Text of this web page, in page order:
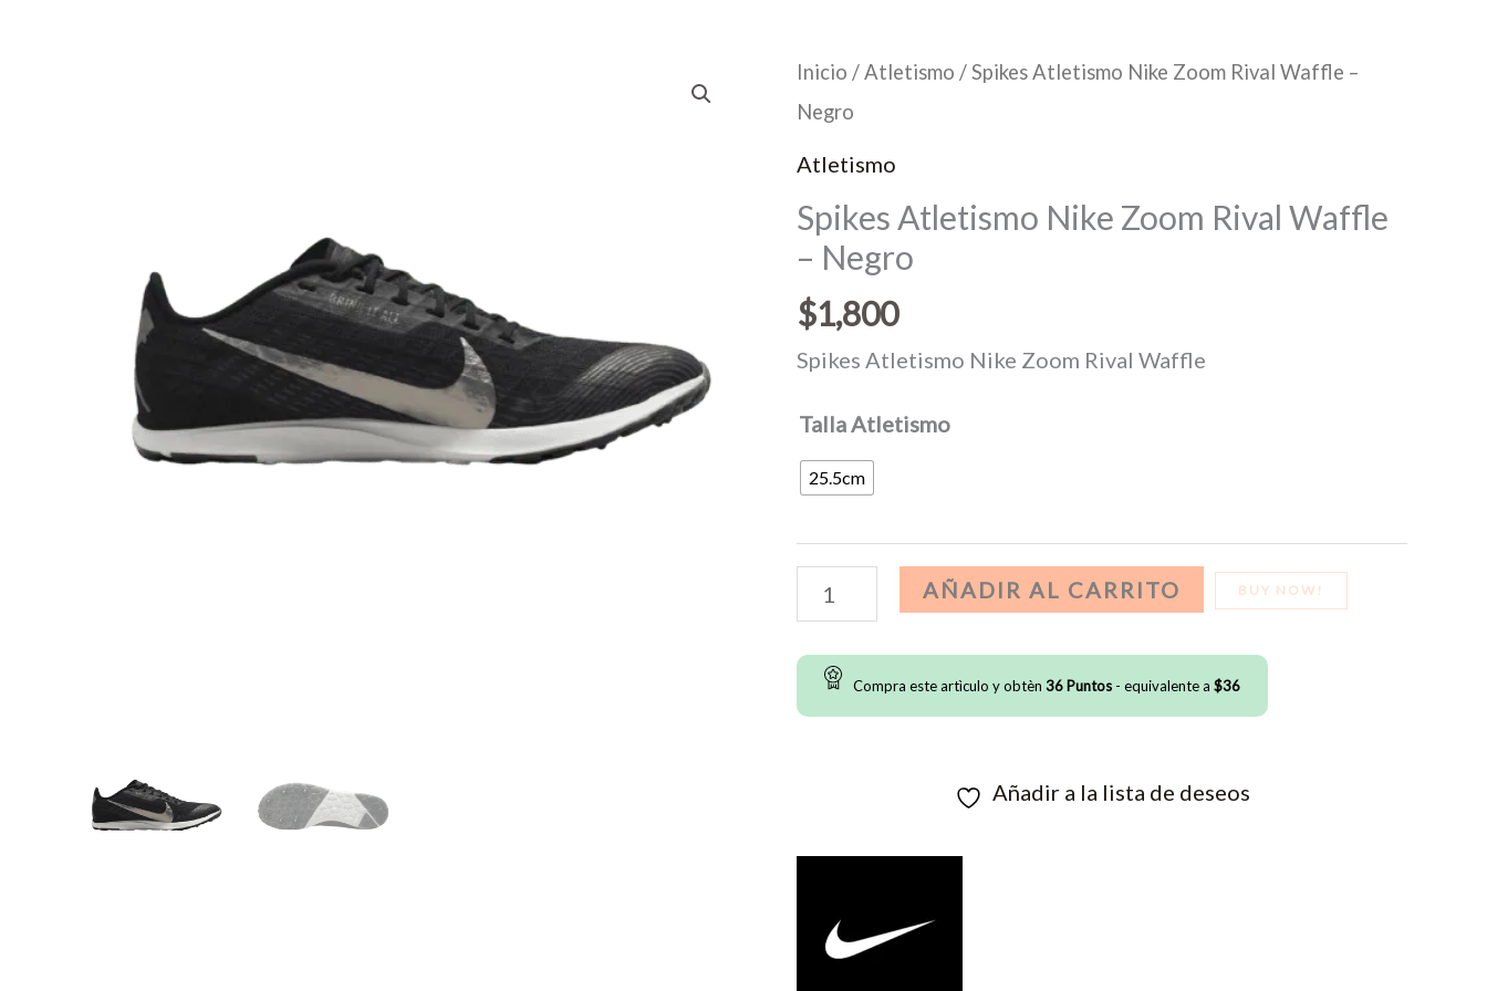
Inicio /Atletismo / Spikes Atletismo Nike Zoom Rival Waffle –
Negro
Atletismo
Spikes Atletismo Nike Zoom Rival Waffle
– Negro
$1,800
Spikes Atletismo Nike Zoom Rival Waffle
Talla Atletismo
25.5cm
Spikes
Atletismo
Nike
Zoom
Negro
AÑADIR AL CARRITO BUY NOW!
Compra este artìculo y obtèn 36Puntos - equivalente a $36
Añadir a la lista de deseos